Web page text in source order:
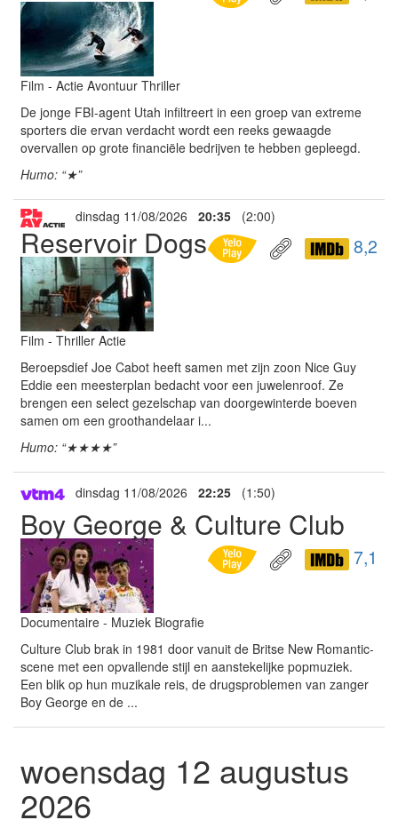
Film - Actie Avontuur Thriller
De jonge FBI-agent Utah infiltreert in een groep van extreme
sporters die ervan verdacht wordt een reeks gewaagde
overvallen op grote financiële bedrijven te hebben gepleegd.
Humo: “★”
dinsdag 11/08/2026 20:35 (2:00)
Reservoir Dogs 8,2
Film - Thriller Actie
Beroepsdief Joe Cabot heeft samen met zijn zoon Nice Guy
Eddie een meesterplan bedacht voor een juwelenroof. Ze
brengen een select gezelschap van doorgewinterde boeven
samen om een groothandelaar i...
Humo: “★★★★”
dinsdag 11/08/2026 22:25 (1:50)
Boy George & Culture Club
7,1
Documentaire - Muziek Biografie
Culture Club brak in 1981 door vanuit de Britse New Romantic-
scene met een opvallende stijl en aanstekelijke popmuziek.
Een blik op hun muzikale reis, de drugsproblemen van zanger
Boy George en de ...
woensdag 12 augustus
2026